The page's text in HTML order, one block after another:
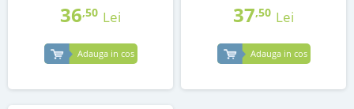
36,50 Lei
Adauga in cos
37,50 Lei
Adauga in cos